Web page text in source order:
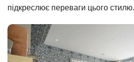
підкреслює переваги цього стилю.